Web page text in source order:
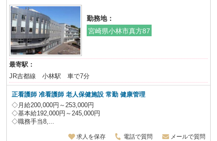
勤務地：
宮崎県小林市真方87
最寄駅：
JR吉都線 小林駅 車で7分
正看護師 准看護師 老人保健施設常勤 健康管理
◇月給200,000円～253,000円
◇基本給192,000円～245,000円
◇職務手当8,...
求人を保存 電話で質問 メールで質問